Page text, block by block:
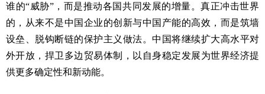
谁的“威胁”，而是推动各国共同发展的增量。真正冲击世界
的，从来不是中国企业的创新与中国产能的高效，而是筑墙
设垒、脱钩断链的保护主义做法。中国将继续扩大高水平对
外开放，捍卫多边贸易体制，以自身稳定发展为世界经济提
供更多确定性和新动能。